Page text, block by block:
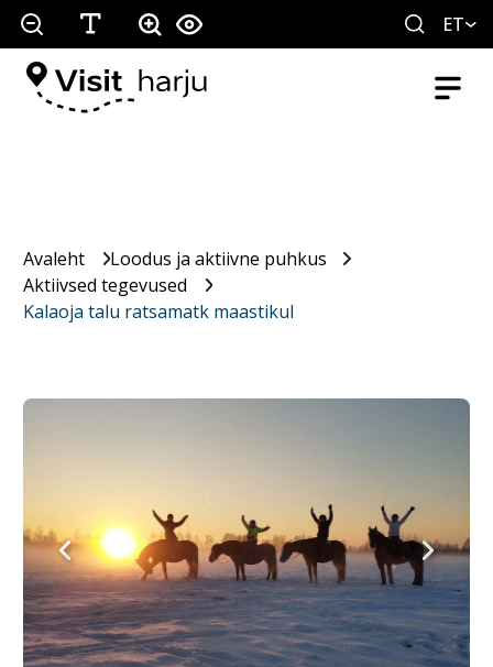
ET
Avaleht
Loodus ja aktiivne puhkus
Aktiivsed tegevused
Kalaoja talu ratsamatk maastikul